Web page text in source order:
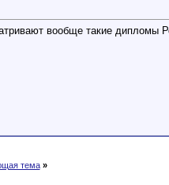
вообще такие дипломы
тема »